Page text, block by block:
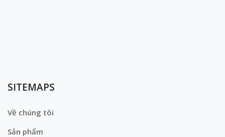
SITEMAPS
Về chúng tôi
Sản phẩm